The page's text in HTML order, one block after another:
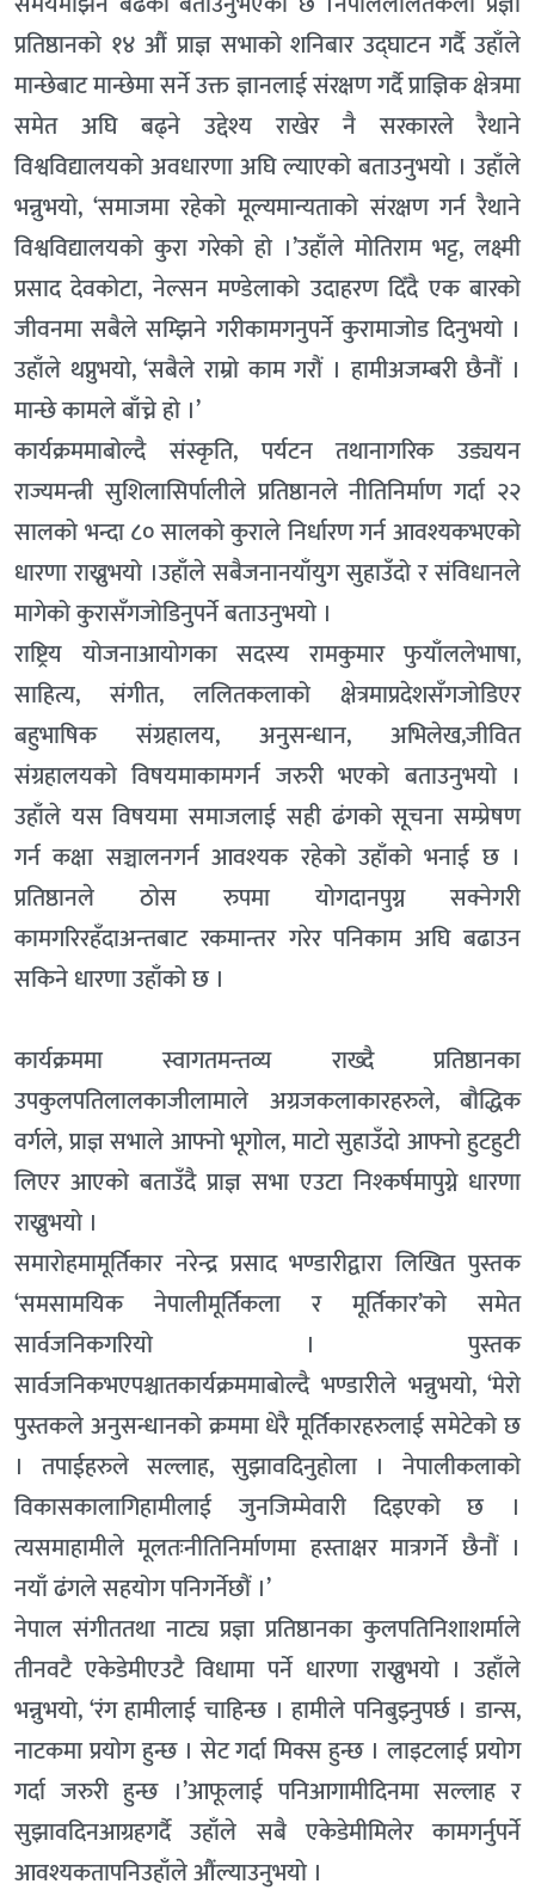
प्रतिष्ठानको १४ औं प्राज्ञ सभाको शनिबार उद्घाटन गर्दै उहाँले
मान्छेबाट मान्छेमा सर्ने उक्त ज्ञानलाई संरक्षण गर्दै प्राज्ञिक क्षेत्रमा
समेत अघि बढ्ने उद्देश्य राखेर नै सरकारले रैथाने
विश्वविद्यालयको अवधारणा अघि ल्याएको बताउनुभयो । उहाँले
भन्नुभयो, ‘समाजमा रहेको मूल्यमान्यताको संरक्षण गर्न रैथाने
विश्वविद्यालयको कुरा गरेको हो ।’उहाँले मोतिराम भट्ट, लक्ष्मी
प्रसाद देवकोटा, नेल्सन मण्डेलाको उदाहरण दिँदै एक बारको
जीवनमा सबैले सम्झिने गरीकामगनुपर्ने कुरामाजोड दिनुभयो ।
उहाँले थप्नुभयो, ‘सबैले राम्रो काम गरौं । हामीअजम्बरी छैनौं ।
मान्छे कामले बाँच्ने हो ।’
कार्यक्रममाबोल्दै संस्कृति, पर्यटन तथानागरिक उड्ययन
राज्यमन्त्री सुशिलासिर्पालीले प्रतिष्ठानले नीतिनिर्माण गर्दा २२
सालको भन्दा ८० सालको कुराले निर्धारण गर्न आवश्यकभएको
धारणा राख्नुभयो ।उहाँले सबैजनानयाँयुग सुहाउँदो र संविधानले
मागेको कुरासँगजोडिनुपर्ने बताउनुभयो ।
राष्ट्रिय योजनाआयोगका सदस्य रामकुमार फुयाँललेभाषा,
साहित्य, संगीत, ललितकलाको क्षेत्रमाप्रदेशसँगजोडिएर
बहुभाषिक संग्रहालय, अनुसन्धान, अभिलेख,जीवित
संग्रहालयको विषयमाकामगर्न जरुरी भएको बताउनुभयो ।
उहाँले यस विषयमा समाजलाई सही ढंगको सूचना सम्प्रेषण
गर्न कक्षा सञ्चालनगर्न आवश्यक रहेको उहाँको भनाई छ ।
प्रतिष्ठानले ठोस रुपमा योगदानपुग्न सक्नेगरी
कामगरिरहँदाअन्तबाट रकमान्तर गरेर पनिकाम अघि बढाउन
सकिने धारणा उहाँको छ ।
कार्यक्रममा स्वागतमन्तव्य राख्दै प्रतिष्ठानका
उपकुलपतिलालकाजीलामाले अग्रजकलाकारहरुले, बौद्धिक
वर्गले, प्राज्ञ सभाले आफ्नो भूगोल, माटो सुहाउँदो आफ्नो हुटहुटी
लिएर आएको बताउँदै प्राज्ञ सभा एउटा निश्कर्षमापुग्ने धारणा
राख्नुभयो ।
समारोहमामूर्तिकार नरेन्द्र प्रसाद भण्डारीद्वारा लिखित पुस्तक
‘समसामयिक नेपालीमूर्तिकला र मूर्तिकार’को समेत
सार्वजनिकगरियो । पुस्तक
सार्वजनिकभएपश्चातकार्यक्रममाबोल्दै भण्डारीले भन्नुभयो, ‘मेरो
पुस्तकले अनुसन्धानको क्रममा धेरै मूर्तिकारहरुलाई समेटेको छ
। तपाईहरुले सल्लाह, सुझावदिनुहोला । नेपालीकलाको
विकासकालागिहामीलाई जुनजिम्मेवारी दिइएको छ ।
त्यसमाहामीले मूलतःनीतिनिर्माणमा हस्ताक्षर मात्रगर्ने छैनौं ।
नयाँ ढंगले सहयोग पनिगर्नेछौं ।’
नेपाल संगीततथा नाट्य प्रज्ञा प्रतिष्ठानका कुलपतिनिशाशर्माले
तीनवटै एकेडेमीएउटै विधामा पर्ने धारणा राख्नुभयो । उहाँले
भन्नुभयो, ‘रंग हामीलाई चाहिन्छ । हामीले पनिबुझ्नुपर्छ । डान्स,
नाटकमा प्रयोग हुन्छ । सेट गर्दा मिक्स हुन्छ । लाइटलाई प्रयोग
गर्दा जरुरी हुन्छ ।’आफूलाई पनिआगामीदिनमा सल्लाह र
सुझावदिनआग्रहगर्दै उहाँले सबै एकेडेमीमिलेर कामगर्नुपर्ने
आवश्यकतापनिउहाँले औंल्याउनुभयो ।